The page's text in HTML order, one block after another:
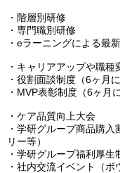
・階層別研修
・専門職別研修
・eラーニングによる最
・キャリアアップや職種
・役割面談制度（6ヶ月に
・MVP表彰制度（6ヶ月
・ケア品質向上大会
・学研グループ商品購
リー等）
・学研グループ福利厚生
・社内交流イベント（ボ